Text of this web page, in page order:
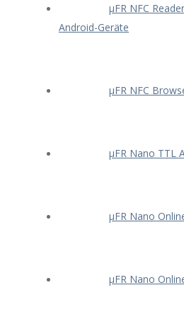
μFR NFC
Android-Geräte
μFR NFC
μFR Nano TTL
μFR Nano
μFR Nano